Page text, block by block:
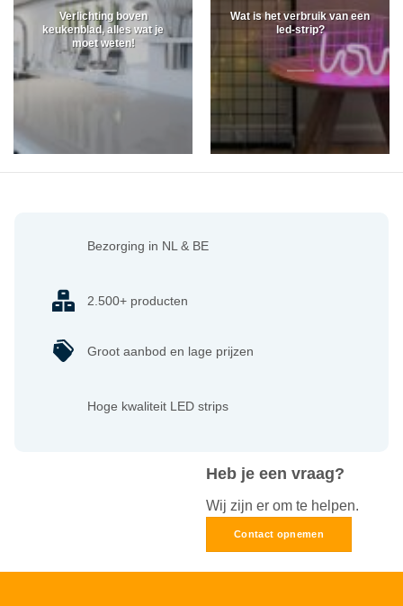
Verlichting boven
keukenblad, alles wat je
moet weten!
Wat is het verbruik van een
led-strip?
Heb je een vraag?
Wij zijn er om te helpen.
Contact opnemen
Bezorging in NL & BE
2.500+ producten
Groot aanbod en lage prijzen
Hoge kwaliteit LED strips